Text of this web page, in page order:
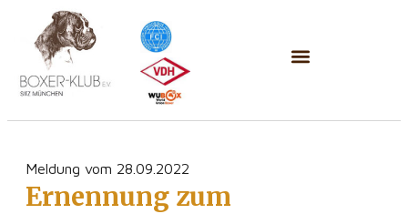
Meldung vom 28.09.2022
Ernennung zum